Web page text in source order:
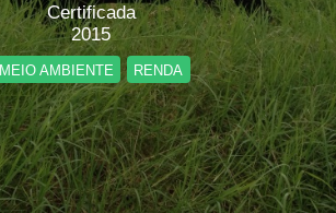
Certificada
2015
MEIO AMBIENTE RENDA